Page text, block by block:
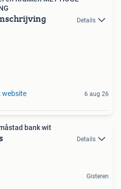
Details
website 6 aug 26
bank wit
Details
Gisteren